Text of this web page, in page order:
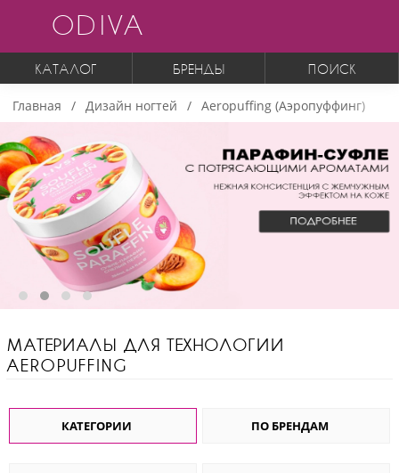
ODIVA
КАТАЛОГ БРЕНДЫ ПОИСК
Главная Дизайн ногтей Aeropuffing (Аэропуффинг)
МАТЕРИАЛЫ ДЛЯ ТЕХНОЛОГИИ
AEROPUFFING
КАТЕГОРИИ ПО БРЕНДАМ